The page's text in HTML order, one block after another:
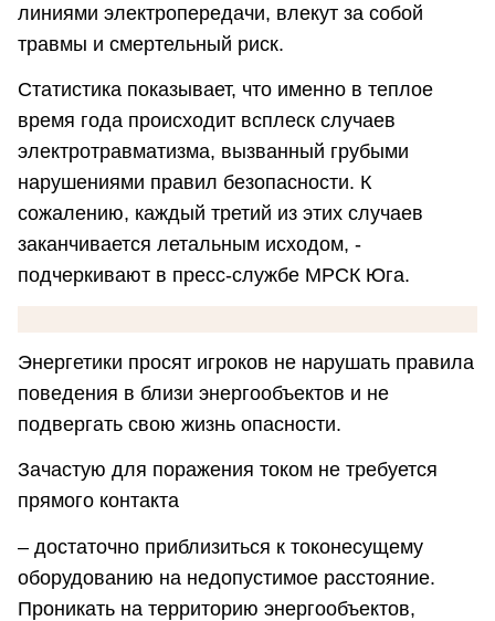
линиями электропередачи, влекут за собой
травмы и смертельный риск.
Статистика показывает, что именно в теплое
время года происходит всплеск случаев
электротравматизма, вызванный грубыми
нарушениями правил безопасности. К
сожалению, каждый третий из этих случаев
заканчивается летальным исходом, -
подчеркивают в пресс-службе МРСК Юга.
Энергетики просят игроков не нарушать правила
поведения в близи энергообъектов и не
подвергать свою жизнь опасности.
Зачастую для поражения током не требуется
прямого контакта
– достаточно приблизиться к токонесущему
оборудованию на недопустимое расстояние.
Проникать на территорию энергообъектов,